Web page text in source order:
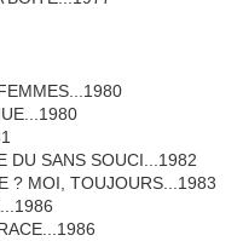
DU SANS SOUCI...1982
? MOI, TOUJOURS...1983